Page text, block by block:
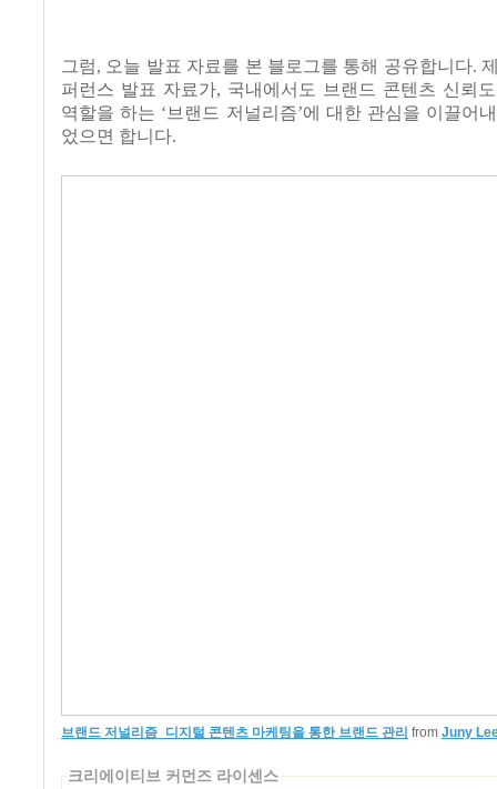
그럼, 오늘 발표 자료를 본 블로그를 통해 공유합니다.
퍼런스 발표 자료가, 국내에서도 브랜드 콘텐츠 신뢰
역할을 하는 ‘브랜드 저널리즘’에 대한 관심을 이끌어
었으면 합니다.
브랜드 저널리즘_디지털 콘텐츠 마케팅을 통한 브랜드 관리 from Juny
크리에이티브 커먼즈 라이센스